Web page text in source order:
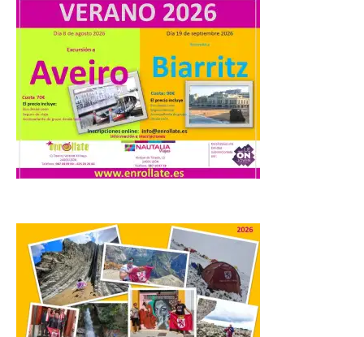
la Campa Torres y La […]
La decimonovena
fotografía de León de…
viaje nos llega desde la
plaza de Oriente en
Madrid
8 Ago 2026
de…viaje. Una iniciativa
organizado por la sección
juvenil de la Asociación
Enróllate, la Asociación
Conceyu País Llionés y el Diario de
Turismo, Ocio e Información para
jóvenes “Enredando.info”. Pilar Aller Aller
nos envía la décimo […]